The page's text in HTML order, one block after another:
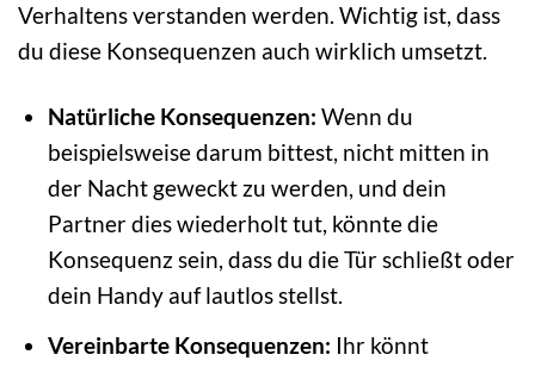
Verhaltens verstanden werden. Wichtig ist, dass
du diese Konsequenzen auch wirklich umsetzt.
Natürliche Konsequenzen: Wenn du
beispielsweise darum bittest, nicht mitten in
der Nacht geweckt zu werden, und dein
Partner dies wiederholt tut, könnte die
Konsequenz sein, dass du die Tür schließt oder
dein Handy auf lautlos stellst.
Vereinbarte Konsequenzen: Ihr könnt